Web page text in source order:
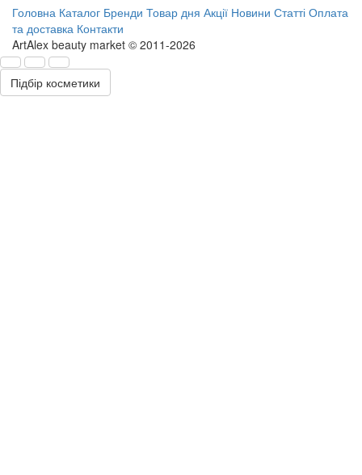
Головна Каталог Бренди Товар дня Акції Новини Статті Оплата
та доставка Контакти
ArtAlex beauty market © 2011-2026
Підбір косметики